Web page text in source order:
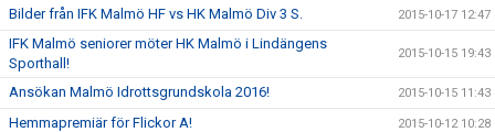
Bilder från IFK Malmö HF vs HK Malmö Div 3 S. 2015-10-17 12:47
IFK Malmö seniorer möter HK Malmö i Lindängens
Sporthall!
2015-10-15 19:43
Ansökan Malmö Idrottsgrundskola 2016! 2015-10-15 11:43
Hemmapremiär för Flickor A! 2015-10-12 10:28